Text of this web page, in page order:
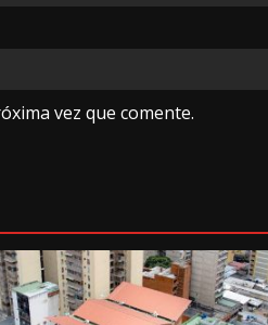
vez que comente.